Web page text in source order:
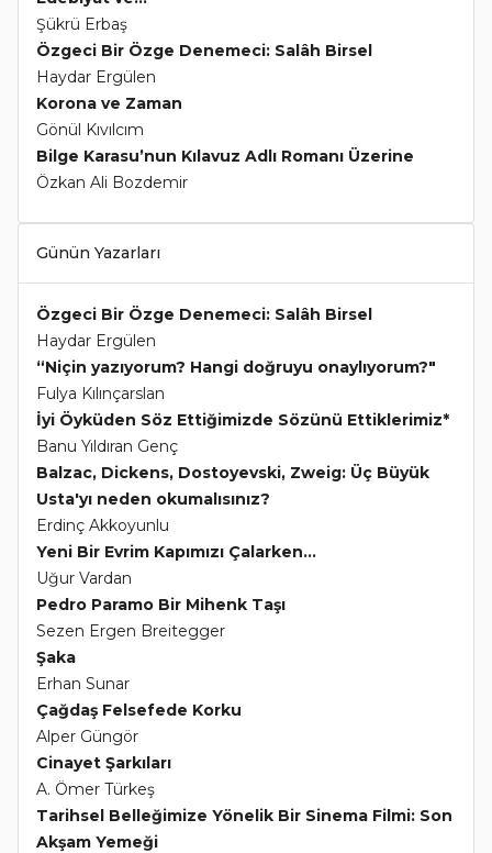
Şükrü Erbaş
Özgeci Bir Özge Denemeci: Salâh Birsel
Haydar Ergülen
Korona ve Zaman
Gönül Kıvılcım
Bilge Karasu’nun Kılavuz Adlı Romanı Üzerine
Özkan Ali Bozdemir
Günün Yazarları
Özgeci Bir Özge Denemeci: Salâh Birsel
Haydar Ergülen
“Niçin yazıyorum? Hangi doğruyu onaylıyorum?"
Fulya Kılınçarslan
İyi Öyküden Söz Ettiğimizde Sözünü Ettiklerimiz*
Banu Yıldıran Genç
Balzac, Dickens, Dostoyevski, Zweig: Üç Büyük
Usta'yı neden okumalısınız?
Erdinç Akkoyunlu
Yeni Bir Evrim Kapımızı Çalarken...
Uğur Vardan
Pedro Paramo Bir Mihenk Taşı
Sezen Ergen Breitegger
Şaka
Erhan Sunar
Çağdaş Felsefede Korku
Alper Güngör
Cinayet Şarkıları
A. Ömer Türkeş
Tarihsel Belleğimize Yönelik Bir Sinema Filmi: Son
Akşam Yemeği